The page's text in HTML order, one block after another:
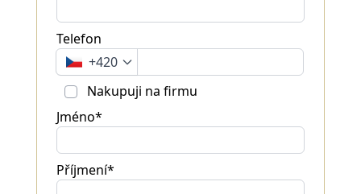
Telefon
+420
Nakupuji na firmu
Jméno*
Příjmení*